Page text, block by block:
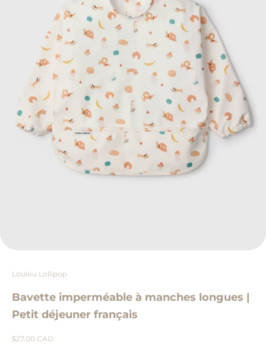
Loulou Lollipop
Bavette imperméable à manches longues |
Petit déjeuner français
Prix de vente
$27.00 CAD